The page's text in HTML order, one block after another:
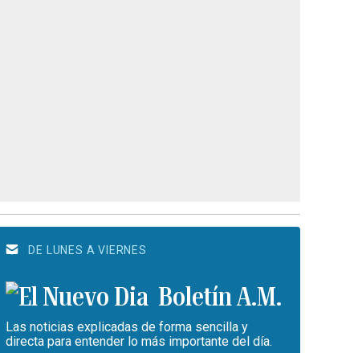
DE LUNES A VIERNES
Boletín A.M.
Las noticias explicadas de forma sencilla y
directa para entender lo más importante del día.